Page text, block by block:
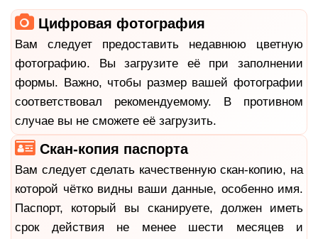
Цифровая фотография
Вам следует предоставить недавнюю цветную
фотографию. Вы загрузите её при заполнении
формы. Важно, чтобы размер вашей фотографии
соответствовал рекомендуемому. В противном
случае вы не сможете её загрузить.
Скан-копия паспорта
Вам следует сделать качественную скан-копию, на
которой чётко видны ваши данные, особенно имя.
Паспорт, который вы сканируете, должен иметь
срок действия не менее шести месяцев и